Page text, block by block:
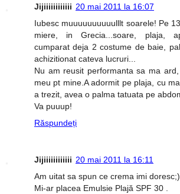
Jijiiiiiiiiiiii 20 mai 2011 la 16:07
Iubesc muuuuuuuuuulllt soarele! Pe
miere, in Grecia...soare, plaja,
cumparat deja 2 costume de baie,
achizitionat cateva lucruri...
Nu am reusit performanta sa ma
meu pt mine.A adormit pe plaja, cu
a trezit, avea o palma tatuata pe
Va puuup!
Răspundeți
Jijiiiiiiiiiiii 20 mai 2011 la 16:11
Am uitat sa spun ce crema imi doresc;)
Mi-ar placea Emulsie Plajă SPF 30 .